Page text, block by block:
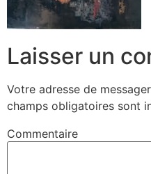
Laisser un
Votre adresse de
champs obligatoires sont
Commentaire